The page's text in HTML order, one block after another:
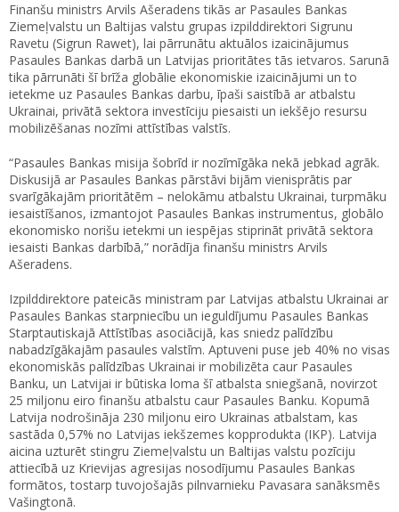
Finanšu ministrs Arvils Ašeradens tikās ar Pasaules Bankas
Ziemeļvalstu un Baltijas valstu grupas izpilddirektori Sigrunu
Ravetu (Sigrun Rawet), lai pārrunātu aktuālos izaicinājumus
Pasaules Bankas darbā un Latvijas prioritātes tās ietvaros. Sarunā
tika pārrunāti šī brīža globālie ekonomiskie izaicinājumi un to
ietekme uz Pasaules Bankas darbu, īpaši saistībā ar atbalstu
Ukrainai, privātā sektora investīciju piesaisti un iekšējo resursu
mobilizēšanas nozīmi attīstības valstīs.
“Pasaules Bankas misija šobrīd ir nozīmīgāka nekā jebkad agrāk.
Diskusijā ar Pasaules Bankas pārstāvi bijām vienisprātis par
svarīgākajām prioritātēm – nelokāmu atbalstu Ukrainai, turpmāku
iesaistīšanos, izmantojot Pasaules Bankas instrumentus, globālo
ekonomisko norišu ietekmi un iespējas stiprināt privātā sektora
iesaisti Bankas darbībā,” norādīja finanšu ministrs Arvils
Ašeradens.
Izpilddirektore pateicās ministram par Latvijas atbalstu Ukrainai ar
Pasaules Bankas starpniecību un ieguldījumu Pasaules Bankas
Starptautiskajā Attīstības asociācijā, kas sniedz palīdzību
nabadzīgākajām pasaules valstīm. Aptuveni puse jeb 40% no visas
ekonomiskās palīdzības Ukrainai ir mobilizēta caur Pasaules
Banku, un Latvijai ir būtiska loma šī atbalsta sniegšanā, novirzot
25 miljonu eiro finanšu atbalstu caur Pasaules Banku. Kopumā
Latvija nodrošināja 230 miljonu eiro Ukrainas atbalstam, kas
sastāda 0,57% no Latvijas iekšzemes kopprodukta (IKP). Latvija
aicina uzturēt stingru Ziemeļvalstu un Baltijas valstu pozīciju
attiecībā uz Krievijas agresijas nosodījumu Pasaules Bankas
formātos, tostarp tuvojošajās pilnvarnieku Pavasara sanāksmēs
Vašingtonā.